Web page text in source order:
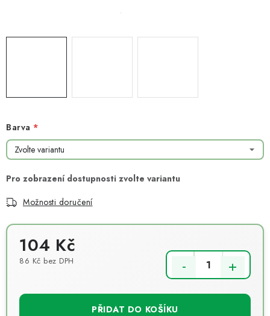
Moje objednávka
Barva
Možnosti doručení
104 Kč
86 Kč bez DPH
PŘIDAT DO KOŠÍKU